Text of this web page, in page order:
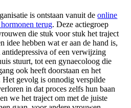
is ontstaan vanuit deonline
terug. Deze actiegroep
die stuk voor stuk het traject
idee hebben wat er aan de hand is,
antidepressiva of een verwijzing
stuurt, tot een gynaecoloog die
ook heeft doorstaan en het
gevolg is onnodig verspilde
in dat proces zelfs hun baan
we het traject om met de juiste